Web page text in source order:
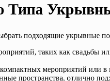
Типа
подходящие укрывные
таких как свадьбы
мероприятий или в
пространства, отлично